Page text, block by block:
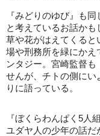
『みどりのゆび』も
と考えているお話か
草や花がはえてくると
場や刑務所を緑にかえ
ンタジー。宮崎監督
せんが、チトの側にい
りに語っている。
『ぼくらわんぱく5人
ユダヤ人の少年の話だ